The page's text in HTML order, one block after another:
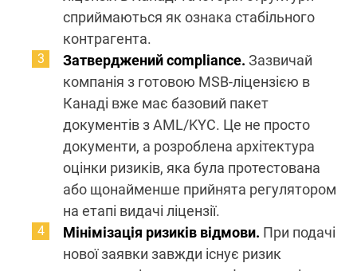
сприймаються як ознака стабільного
контрагента.
Затверджений compliance. Зазвичай
компанія з готовою MSB-ліцензією в
Канаді вже має базовий пакет
документів з AML/KYC. Це не просто
документи, а розроблена архітектура
оцінки ризиків, яка була протестована
або щонайменше прийнята регулятором
на етапі видачі ліцензії.
Мінімізація ризиків відмови. При подачі
нової заявки завжди існує ризик